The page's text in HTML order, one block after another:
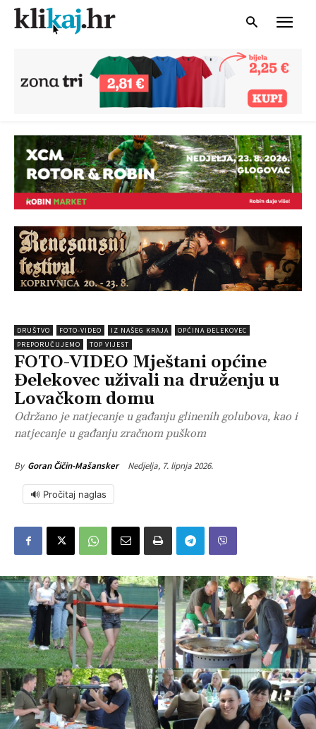
DRUŠTVO FOTO-VIDEO IZ NAŠEG KRAJA
OPĆINA ĐELEKOVEC
PREPORUČUJEMO
TOP VIJEST
FOTO-VIDEO Mještani općine
Đelekovec uživali na druženju u
Lovačkom domu
Održano je natjecanje u gađanju glinenih golubova, kao i
natjecanje u gađanju zračnom puškom
By Goran Čičin-Mašansker Nedjelja, 7. lipnja 2026.
🔊 Pročitaj naglas